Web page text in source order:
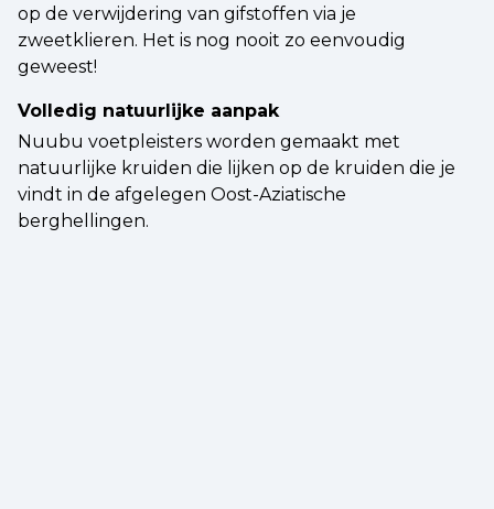
op de verwijdering van gifstoffen via je
zweetklieren. Het is nog nooit zo eenvoudig
geweest!
Volledig natuurlijke aanpak
Nuubu voetpleisters worden gemaakt met
natuurlijke kruiden die lijken op de kruiden die je
vindt in de afgelegen Oost-Aziatische
berghellingen.